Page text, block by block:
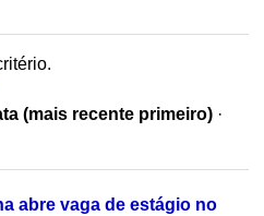
(mais recente primeiro) ·
abre vaga de estágio no